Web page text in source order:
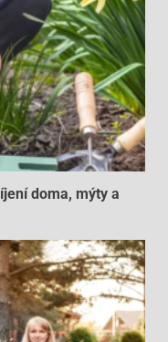
doma, mýty a